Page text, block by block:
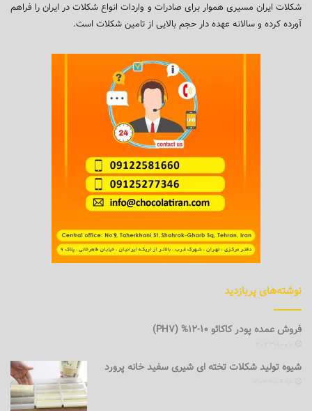
شکلات ایران مسیری هموار برای صادرات و واردات انواع شکلات در ایران را فراهم
آورده کرده و سالانه عهده دار حجم بالایی از تامین شکلات است.
نوشته‌های پربازدید
فروش عمده پودر کاکائو 10-12% (PH7)
شیوه تولید شکلات تخته ای شیری سفید خانه پرورد